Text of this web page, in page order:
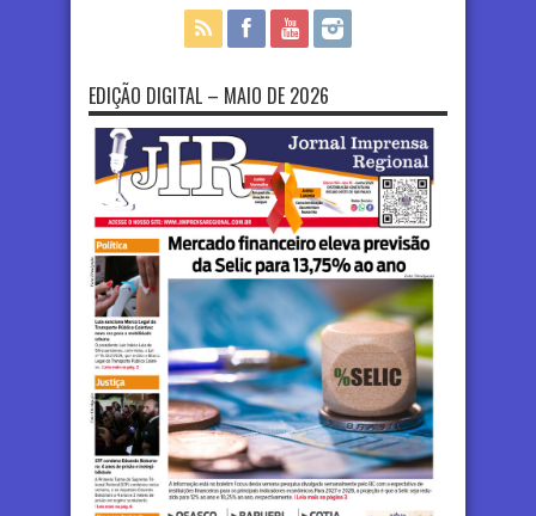
EDIÇÃO DIGITAL – MAIO DE 2026